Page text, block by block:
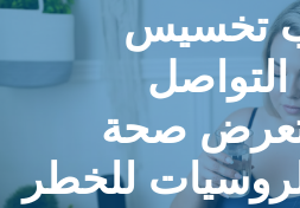
تخسيس
صحة
للخطر